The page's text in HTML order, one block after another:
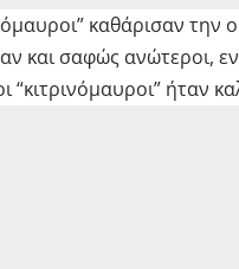
καθάρισαν την
και σαφώς ανώτεροι,
“κιτρινόμαυροι” ήταν